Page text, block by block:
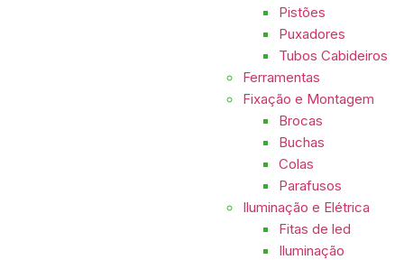
Pistões
Puxadores
Tubos Cabideiros
Ferramentas
Fixação e Montagem
Brocas
Buchas
Colas
Parafusos
Iluminação e Elétrica
Fitas de led
Iluminação